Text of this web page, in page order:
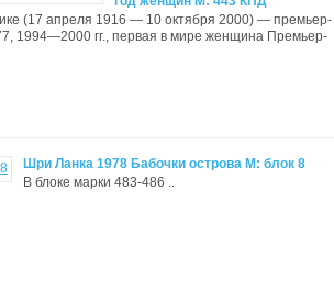
(17 апреля 1916 — 10 октября 2000) — премьер-
1994—2000 гг., первая в мире женщина Премьер-
Шри Ланка 1978 Бабочки острова М: блок 8
В блоке марки 483-486 ..